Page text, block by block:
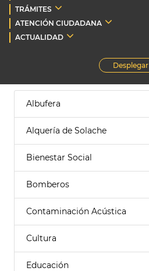
TRÁMITES
ATENCIÓN CIUDADANA
ACTUALIDAD
Desplegar
Albufera
Alquería de Solache
Bienestar Social
Bomberos
Contaminación Acústica
Cultura
Educación